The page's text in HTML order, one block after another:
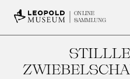
ONLINE
SAMMLUNG